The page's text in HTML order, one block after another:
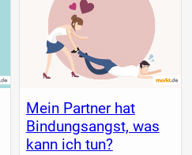
Mein Partner hat
Bindungsangst, was
kann ich tun?